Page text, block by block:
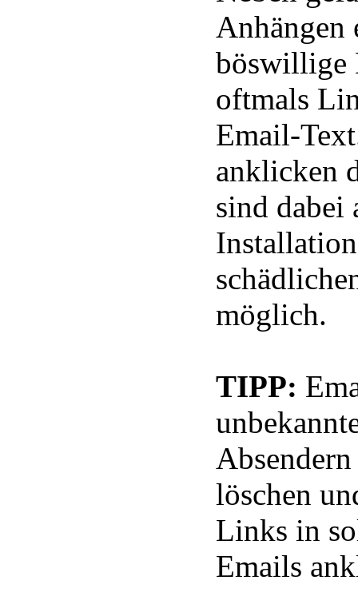
Anhängen
böswillige
oftmals
Email-
anklicken
sind dabei
möglich.
TIPP:
löschen
Links in
Emails